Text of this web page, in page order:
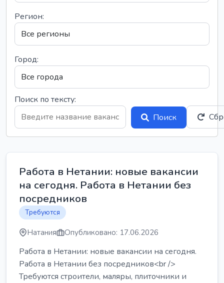
Регион:
Город:
Поиск по тексту:
Поиск
Работа в Нетании: новые вакансии
на сегодня. Работа в Нетании без
посредников
Требуются
Натания Опубликовано: 17.06.2026
Работа в Нетании: новые вакансии на сегодня.
Работа в Нетании без посредников<br />
Требуются строители, маляры, плиточники и